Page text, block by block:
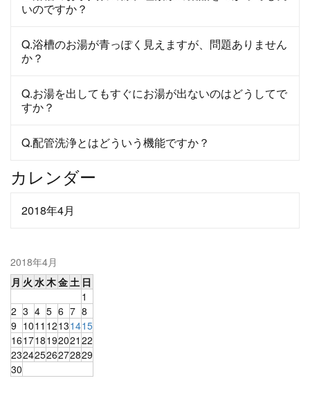
いのですか？
Q.浴槽のお湯が青っぽく見えますが、問題ありません
か？
Q.お湯を出してもすぐにお湯が出ないのはどうしてで
すか？
Q.配管洗浄とはどういう機能ですか？
カレンダー
2018年4月
2018年4月
月 火 水木金土 日
1
2 3 4 5 6 7 8
9 1011 12131415
161718192021 22
23242526272829
30